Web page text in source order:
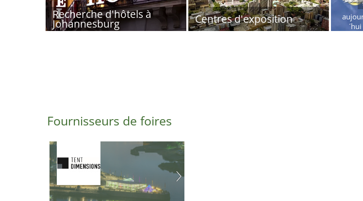
Recherche d'hôtels à
Johannesburg Centres d'exposition
´hui
Fournisseurs de foires